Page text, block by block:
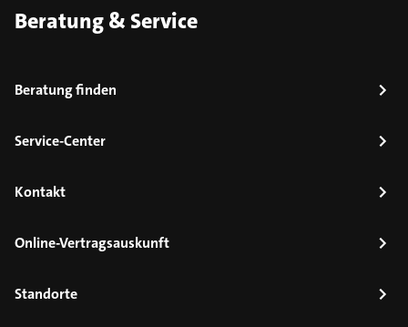
Beratung & Service
Beratung finden
Service-Center
Kontakt
Online-Vertragsauskunft
Standorte